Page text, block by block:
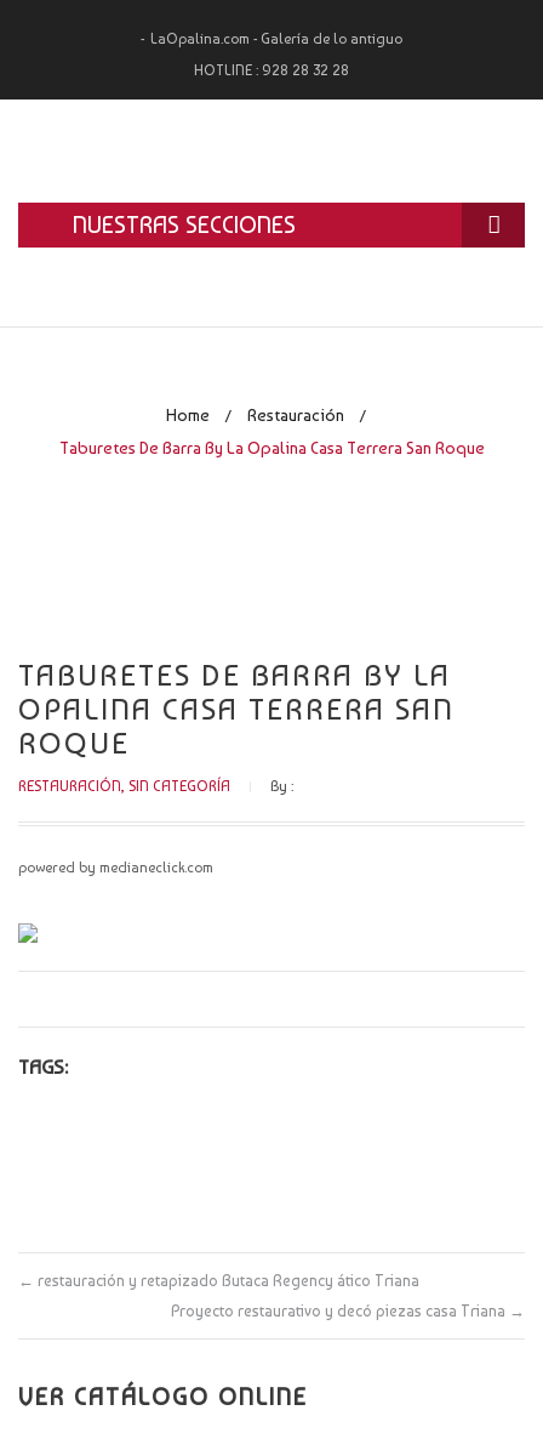
LaOpalina.com - Galería de lo antiguo
HOTLINE : 928 28 32 28
NUESTRAS SECCIONES
LA OPALINA
ALQUILER
CONTACTO
Home / Restauración /
Taburetes De Barra By La Opalina Casa Terrera San Roque
TABURETES DE BARRA BY LA
OPALINA CASA TERRERA SAN
ROQUE
RESTAURACIÓN, SIN CATEGORÍA By :
powered by medianeclick.com
TAGS:
← restauración y retapizado Butaca Regency ático Triana
Proyecto restaurativo y decó piezas casa Triana →
VER CATÁLOGO ONLINE